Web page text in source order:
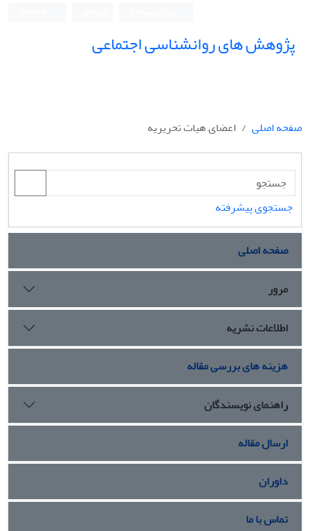
پژوهش های روانشناسی اجتماعی
صفحه اصلی اعضای هیات تحریریه
جستجوی پیشرفته
صفحه اصلی
مرور
اطلاعات نشریه
هزینه های بررسی مقاله
راهنمای نویسندگان
ارسال مقاله
داوران
تماس با ما